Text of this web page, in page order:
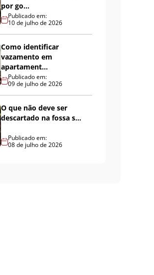
por go...
Publicado em:
10 de julho de 2026
Como identificar
vazamento em
apartament...
Publicado em:
09 de julho de 2026
O que não deve ser
descartado na fossa s...
Publicado em:
08 de julho de 2026